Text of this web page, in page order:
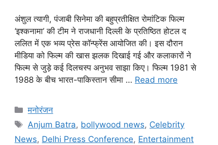
अंशुल त्यागी, पंजाबी सिनेमा की बहुप्रतीक्षित रोमांटिक फिल्म
‘इश्कनामा’ की टीम ने राजधानी दिल्ली के प्रतिष्ठित होटल द
ललित में एक भव्य प्रेस कॉन्फ्रेंस आयोजित की। इस दौरान
मीडिया को फिल्म की खास झलक दिखाई गई और कलाकारों ने
फिल्म से जुड़े कई दिलचस्प अनुभव साझा किए। फिल्म 1981 से
1988 के बीच भारत-पाकिस्तान सीमा … Read more
मनोरंजन
Anjum Batra, bollywood news, Celebrity
News, Delhi Press Conference, Entertainment